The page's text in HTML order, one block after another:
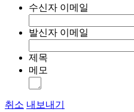
수신자 이메일
발신자 이메일
제목
메모
취소 내보내기